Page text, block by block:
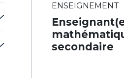
ENSEIGNEMENT
secondaire